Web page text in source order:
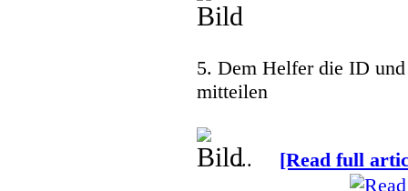
Dir und Wicked auch ein
Pozilei
07.01.2025, 07:58
Marcel
02.01.2025, 10:18
5. Dem Helfer die ID
mitteilen
... [Read full